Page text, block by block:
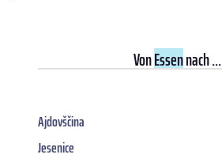
VonEssennach ...
Ajdovščina
Jesenice